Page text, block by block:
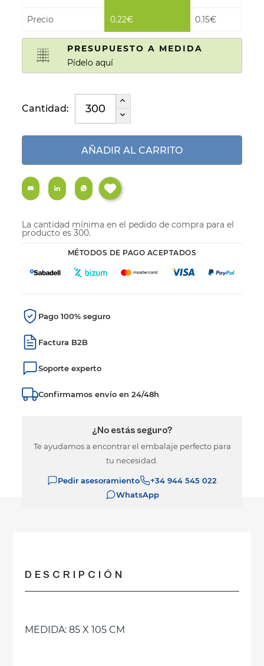
Precio 0.22€ 0.15€
PRESUPUESTO A MEDIDA
Pídelo aquí
Cantidad:
AÑADIR AL CARRITO
La cantidad mínima en el pedido de compra para el
producto es 300.
MÉTODOS DE PAGO ACEPTADOS
Pago 100% seguro
Factura B2B
Soporte experto
Confirmamos envío en 24/48h
¿No estás seguro?
Te ayudamos a encontrar el embalaje perfecto para
tu necesidad.
Pedir asesoramiento
+34 944 545 022
WhatsApp
DESCRIPCIÓN
MEDIDA: 85 X 105 CM